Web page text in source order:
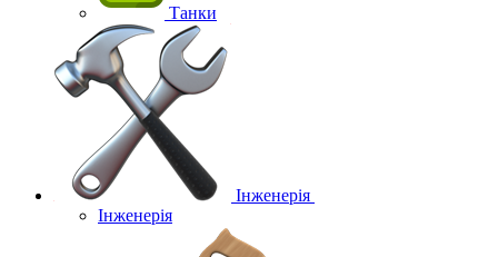
Танки
Інженерія
Інженерія